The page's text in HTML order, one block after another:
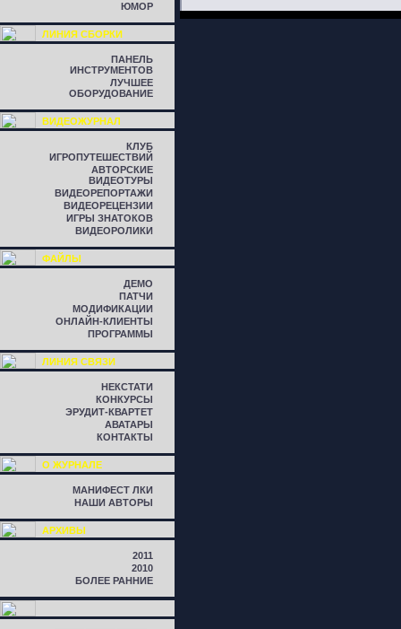
ЮМОР
ЛИНИЯ СБОРКИ
ПАНЕЛЬ
ИНСТРУМЕНТОВ
ЛУЧШЕЕ
ОБОРУДОВАНИЕ
ВИДЕОЖУРНАЛ
КЛУБ
ИГРОПУТЕШЕСТВИЙ
АВТОРСКИЕ
ВИДЕОТУРЫ
ВИДЕОРЕПОРТАЖИ
ВИДЕОРЕЦЕНЗИИ
ИГРЫ ЗНАТОКОВ
ВИДЕОРОЛИКИ
ФАЙЛЫ
ДЕМО
ПАТЧИ
МОДИФИКАЦИИ
ОНЛАЙН-КЛИЕНТЫ
ПРОГРАММЫ
ЛИНИЯ СВЯЗИ
НЕКСТАТИ
КОНКУРСЫ
ЭРУДИТ-КВАРТЕТ
АВАТАРЫ
КОНТАКТЫ
О ЖУРНАЛЕ
МАНИФЕСТ ЛКИ
НАШИ АВТОРЫ
АРХИВЫ
2011
2010
БОЛЕЕ РАННИЕ